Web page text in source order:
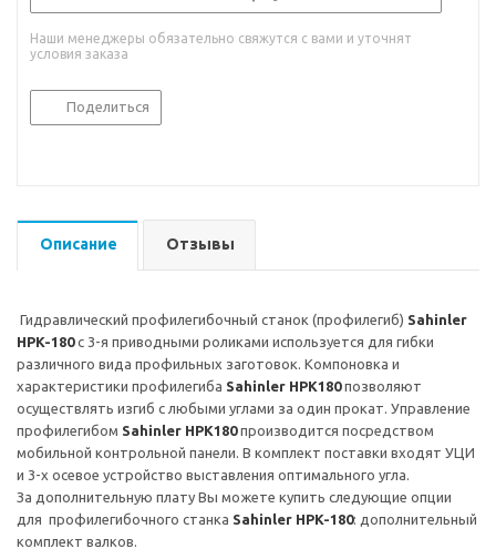
Наши менеджеры обязательно свяжутся с вами и уточнят
условия заказа
Поделиться
Описание Отзывы
Гидравлический профилегибочный станок (профилегиб) Sahinler
HPK-180с 3-я приводными роликами используется для гибки
различного вида профильных заготовок. Компоновка и
характеристики профилегиба Sahinler HPK180позволяют
осуществлять изгиб с любыми углами за один прокат. Управление
профилегибом Sahinler HPK180производится посредством
мобильной контрольной панели. В комплект поставки входят УЦИ
и 3-х осевое устройство выставления оптимального угла.
За дополнительную плату Вы можете купить следующие опции
для профилегибочного станка Sahinler HPK-180: дополнительный
комплект валков.